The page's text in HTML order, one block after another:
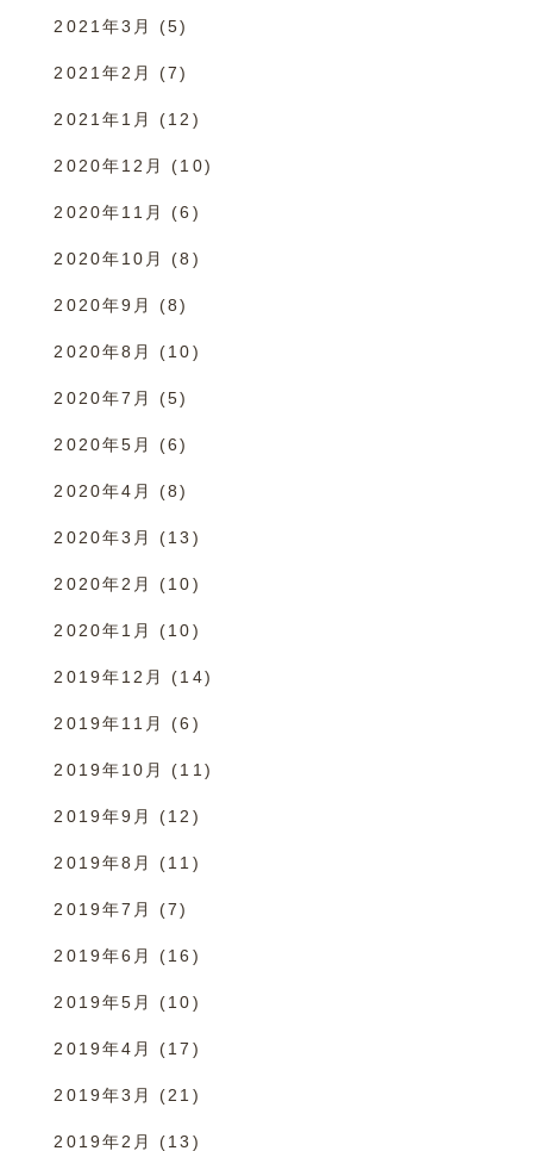
2021年3月 (5)
2021年2月 (7)
2021年1月 (12)
2020年12月 (10)
2020年11月 (6)
2020年10月 (8)
2020年9月 (8)
2020年8月 (10)
2020年7月 (5)
2020年5月 (6)
2020年4月 (8)
2020年3月 (13)
2020年2月 (10)
2020年1月 (10)
2019年12月 (14)
2019年11月 (6)
2019年10月 (11)
2019年9月 (12)
2019年8月 (11)
2019年7月 (7)
2019年6月 (16)
2019年5月 (10)
2019年4月 (17)
2019年3月 (21)
2019年2月 (13)